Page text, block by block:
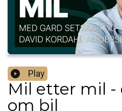
Play
Mil etter mil -
om bil